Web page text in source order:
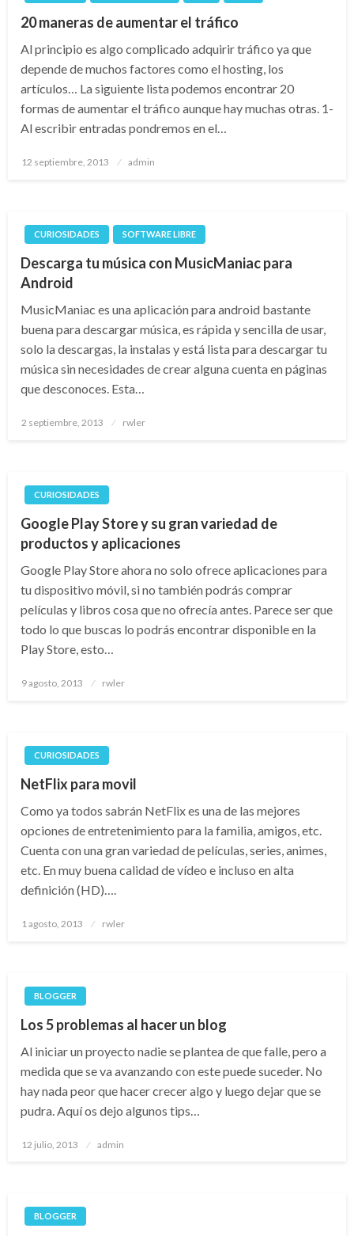
20 maneras de aumentar el tráfico
Al principio es algo complicado adquirir tráfico ya que
depende de muchos factores como el hosting, los
artículos… La siguiente lista podemos encontrar 20
formas de aumentar el tráfico aunque hay muchas otras. 1-
Al escribir entradas pondremos en el…
Publicado
12 septiembre, 2013 admin
CURIOSIDADES SOFTWARE LIBRE
Descarga tu música con MusicManiac para
Android
MusicManiac es una aplicación para android bastante
buena para descargar música, es rápida y sencilla de usar,
solo la descargas, la instalas y está lista para descargar tu
música sin necesidades de crear alguna cuenta en páginas
que desconoces. Esta…
Publicado
2 septiembre, 2013 rwler
CURIOSIDADES
Google Play Store y su gran variedad de
productos y aplicaciones
Google Play Store ahora no solo ofrece aplicaciones para
tu dispositivo móvil, si no también podrás comprar
películas y libros cosa que no ofrecía antes. Parece ser que
todo lo que buscas lo podrás encontrar disponible en la
Play Store, esto…
Publicado
9 agosto, 2013 rwler
CURIOSIDADES
NetFlix para movil
Como ya todos sabrán NetFlix es una de las mejores
opciones de entretenimiento para la familia, amigos, etc.
Cuenta con una gran variedad de películas, series, animes,
etc. En muy buena calidad de vídeo e incluso en alta
definición (HD)….
Publicado
1 agosto, 2013 rwler
BLOGGER
Los 5 problemas al hacer un blog
Al iniciar un proyecto nadie se plantea de que falle, pero a
medida que se va avanzando con este puede suceder. No
hay nada peor que hacer crecer algo y luego dejar que se
pudra. Aquí os dejo algunos tips…
Publicado
12 julio, 2013 admin
BLOGGER